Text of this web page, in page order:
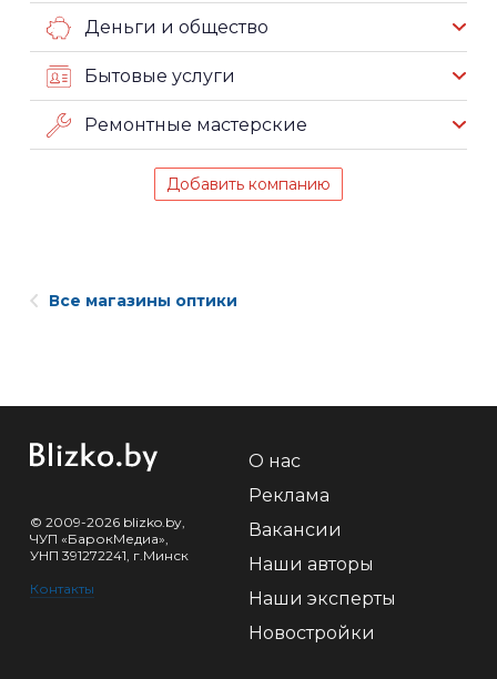
Деньги и общество
Бытовые услуги
Ремонтные мастерские
Добавить компанию
Все магазины оптики
© 2009-2026 blizko.by,
ЧУП «БарокМедиа»,
УНП 391272241, г.Минск
Контакты
О нас
Реклама
Вакансии
Наши авторы
Наши эксперты
Новостройки